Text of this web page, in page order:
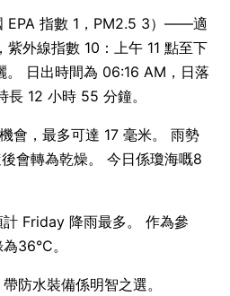
EPA 指數 1，PM2.5 3）——適
外線指數 10：上午 11 點至下
。 日出時間為 06:16 AM，日落
長 12 小時 55 分鐘。
，最多可達 17 毫米。 雨勢
會轉為乾燥。 今日係瓊海嘅8
Friday 降雨最多。 作為參
36°C。
防水裝備係明智之選。